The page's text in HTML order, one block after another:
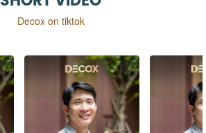
Decox on tiktok